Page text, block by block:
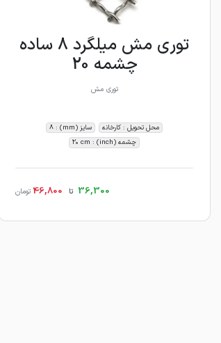
توری مش میلگرد 8 ساده
چشمه 20
توری مش
محل تحویل : کارخانه
سایز (mm) : 8
چشمه (inch) : 20 cm
36,300 تا 46,800 تومان